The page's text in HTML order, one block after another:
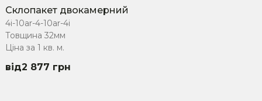
Склопакет двокамерний
4i-10ar-4-10ar-4i
Товщина 32мм
Ціна за 1 кв. м.
2 877 грн